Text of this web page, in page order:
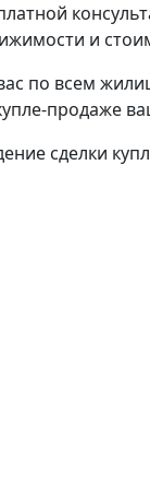
и
по всем
продаже
сделки